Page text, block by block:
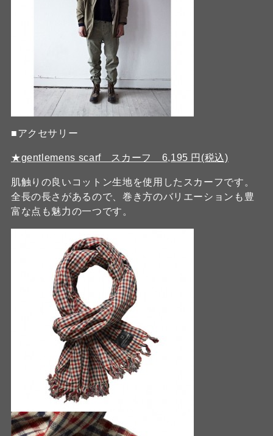
■アクセサリー
★gentlemens scarf スカーフ 6,195 円(税込)
肌触りの良いコットン生地を使用したスカーフです。
全長の長さがあるので、巻き方のバリエーションも豊
富な点も魅力の一つです。